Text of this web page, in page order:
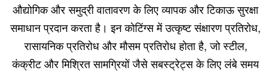
औद्योगिक और समुद्री वातावरण के लिए व्यापक और टिकाऊ सुरक्षा
समाधान प्रदान करता है। इन कोटिंग्स में उत्कृष्ट संक्षारण प्रतिरोध,
रासायनिक प्रतिरोध और मौसम प्रतिरोध होता है, जो स्टील,
कंक्रीट और मिश्रित सामग्रियों जैसे सबस्ट्रेट्स के लिए लंबे समय